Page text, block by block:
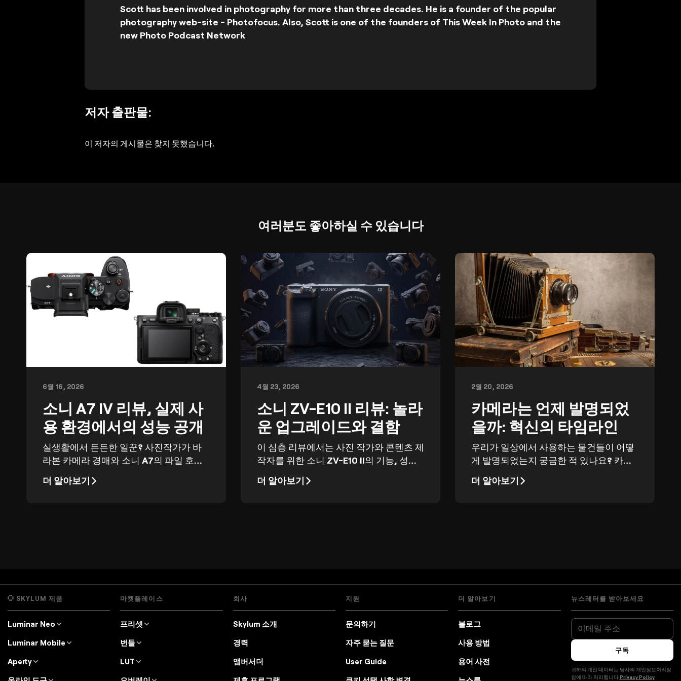
Scott has been involved in photography for more than three decades. He is a founder of the popular
photography web-site - Photofocus. Also, Scott is one of the founders of This Week In Photo and the
new Photo Podcast Network
저자 출판물:
이 저자의 게시물은 찾지 못했습니다.
여러분도 좋아하실 수 있습니다
6월 16, 2026
소니 A7 IV 리뷰, 실제 사
용 환경에서의 성능 공개
실생활에서 든든한 일꾼? 사진작가가 바
라본 카메라 경매와 소니 A7의 파일 호환
더 알아보기
4월 23, 2026
소니 ZV-E10 II 리뷰: 놀라
운 업그레이드와 결함
이 심층 리뷰에서는 사진 작가와 콘텐츠 제
작자를 위한 소니 ZV-E10 II의 기능, 성능,
더 알아보기
2월 20, 2026
카메라는 언제 발명되었
을까: 혁신의 타임라인
우리가 일상에서 사용하는 물건들이 어떻
게 발명되었는지 궁금한 적 있나요? 카메
요한 기기입니다. 이 글에서는 현대 카메
더 알아보기
SKYLUM 제품
Luminar Neo
기능
전문가 도구
Luminar Mobile
Aperty
개요
마켓플레이스
프리셋
Luminar Neo 프리셋
번들
LUT
Luminar Neo LUT
회사
Skylum 소개
경력
앰버서더
지원
문의하기
자주 묻는 질문
User Guide
더 알아보기
블로그
사용 방법
용어 사전
뉴스레터를 받아보세요
구독
귀하의 개인 데이터는 당사의 개인정보처리방
침에 따라 처리됩니다Privacy Policy